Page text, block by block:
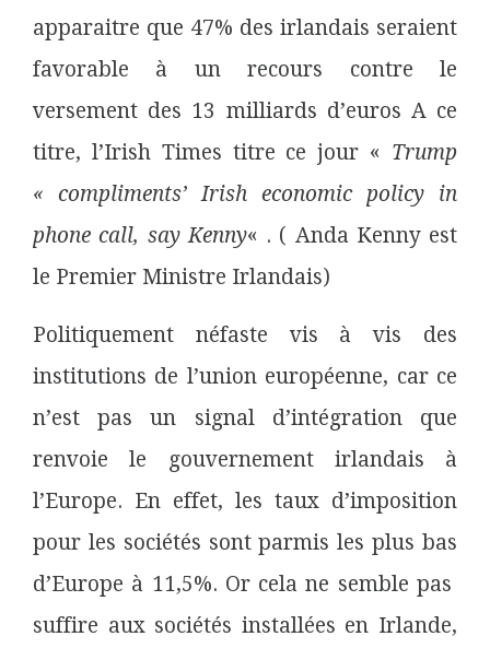
apparaitre que 47% des irlandais seraient
favorable à un recours contre le
versement des 13 milliards d’euros A ce
titre, l’Irish Times titre ce jour « Trump
« compliments’ Irish economic policy in
phone call, say Kenny« . ( Anda Kenny est
le Premier Ministre Irlandais)
Politiquement néfaste vis à vis des
institutions de l’unioneuropéenne, car ce
n’est pas un signal d’intégration que
renvoie le gouvernement irlandais à
l’Europe. En effet, les taux d’imposition
pour les sociétés sont parmis les plus bas
d’Europe à 11,5%. Or cela ne semble pas
suffire aux sociétés installées en Irlande,